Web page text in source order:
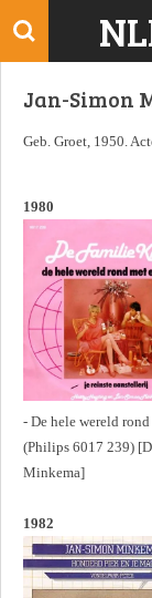
Ga
deJan-Simon
Geb. Groet, 1950.
1980
- De hele wereld
(Philips 6017 239)
Minkema]
1982